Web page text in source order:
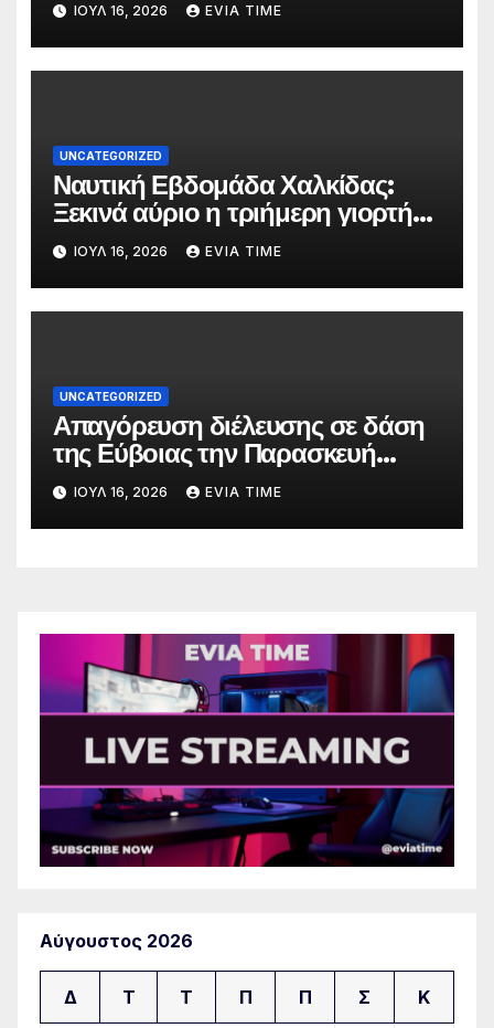
ΙΟΎΛ 16, 2026 EVIA TIME
UNCATEGORIZED
Ναυτική Εβδομάδα Χαλκίδας:
Ξεκινά αύριο η τριήμερη γιορτή
στο όνομα της Αγίας Παρασκευής
ΙΟΎΛ 16, 2026 EVIA TIME
UNCATEGORIZED
Απαγόρευση διέλευσης σε δάση
της Εύβοιας την Παρασκευή
λόγω πολύ υψηλού κινδύνου
πυρκαγιάς
ΙΟΎΛ 16, 2026 EVIA TIME
Αύγουστος 2026
Δ Τ Τ Π Π Σ Κ